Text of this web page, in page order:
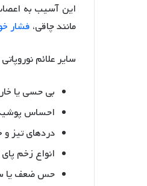
این آسیب به
مانند چاقی، فشار
سایر علائم
بی حسی یا
احساس
دردهای تیز
انواع زخم
حس ضعف یا